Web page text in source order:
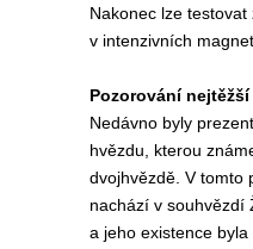
Nakonec lze
v intenzivních
Pozorování
Nedávno byly
hvězdu, kterou
dvojhvězdě. V tomto
nachází v souhvězdí
a jeho existence